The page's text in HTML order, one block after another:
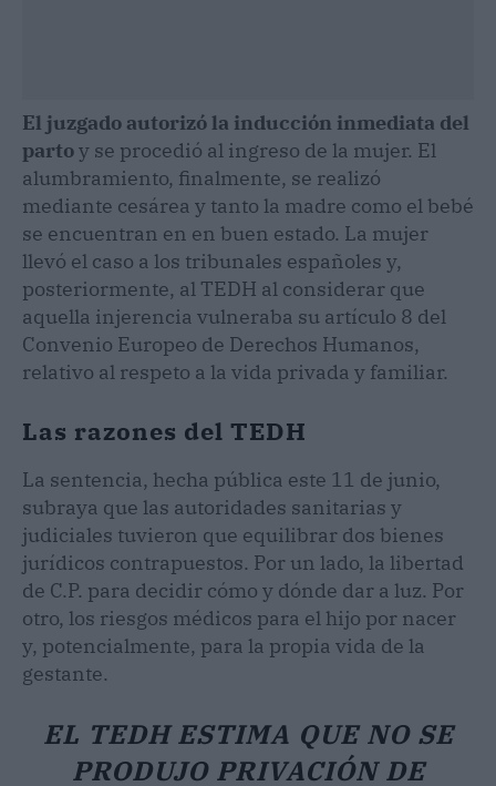
El juzgado autorizó la inducción inmediata del
partoy se procedió al ingreso de la mujer. El
alumbramiento, finalmente, se realizó
mediante cesárea y tanto la madre como el bebé
se encuentran en en buen estado. La mujer
llevó el caso a los tribunales españoles y,
posteriormente, al TEDH al considerar que
aquella injerencia vulneraba su artículo 8 del
Convenio Europeo de Derechos Humanos,
relativo al respeto a la vida privada y familiar.
Las razones del TEDH
La sentencia, hecha pública este 11 de junio,
subraya que las autoridades sanitarias y
judiciales tuvieron que equilibrar dos bienes
jurídicos contrapuestos. Por un lado, la libertad
de C.P. para decidir cómo y dónde dar a luz. Por
otro, los riesgos médicos para el hijo por nacer
y, potencialmente, para la propia vida de la
gestante.
EL TEDH ESTIMA QUE NO SE
PRODUJO PRIVACIÓN DE